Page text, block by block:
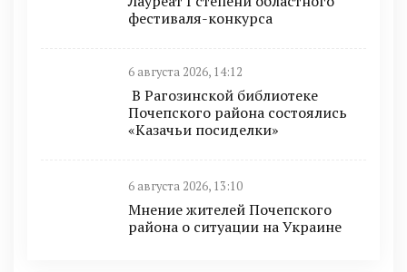
фестиваля-конкурса
6 августа 2026, 14:12
В Рагозинской библиотеке
Почепского района состоялись
«Казачьи посиделки»
6 августа 2026, 13:10
Мнение жителей Почепского
района о ситуации на Украине